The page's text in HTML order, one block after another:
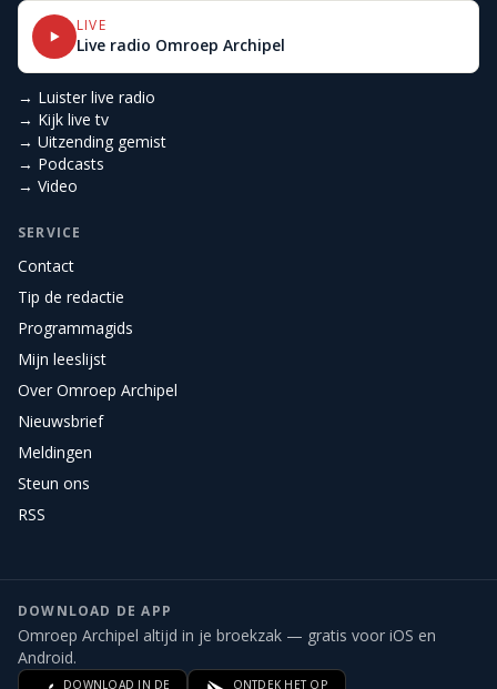
LIVE
Live radio Omroep Archipel
→ Luister live radio
→ Kijk live tv
→ Uitzending gemist
→ Podcasts
→ Video
SERVICE
Contact
Tip de redactie
Programmagids
Mijn leeslijst
Over Omroep Archipel
Nieuwsbrief
Meldingen
Steun ons
RSS
DOWNLOAD DE APP
Omroep Archipel altijd in je broekzak — gratis voor iOS en
Android.
DOWNLOAD IN DE ONTDEK HET OP